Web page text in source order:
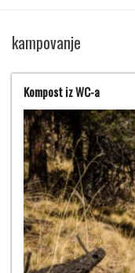
kampovanje
Kompost iz WC-a